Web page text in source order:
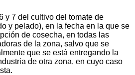
7 del cultivo del tomate de
y pelado), en la fecha en la que se
de cosecha, en todas las
de la zona, salvo que se
que se está entregando la
de otra zona, en cuyo caso